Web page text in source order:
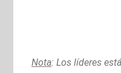
Nota: Los líderes